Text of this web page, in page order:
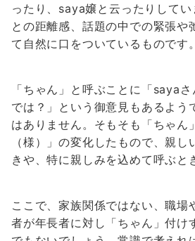
ったり、saya嬢と云ったりして
との距離感、話題の中での緊張や
て自然に口をついているものです。
「ちゃん」と呼ぶことに「saya
では？」という御意見もあるよう
はありません。そもそも「ちゃん
（様）」の変化したもので、親し
きや、特に親しみを込めて呼ぶと
ここで、家族関係ではない、職場
者が年長者に対し「ちゃん」付け